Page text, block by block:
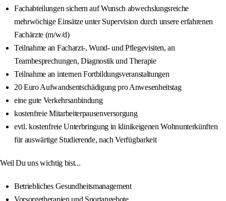
Fachabteilungen sichern auf Wunsch abwechslungsreiche
mehrwöchige Einsätze unter Supervision durch unsere erfahrenen
Fachärzte (m/w/d)
Teilnahme an Facharzt-, Wund- und Pflegevisiten, an
Teambesprechungen, Diagnostik und Therapie
Teilnahme an internen Fortbildungsveranstaltungen
20 Euro Aufwandsentschädigung pro Anwesenheitstag
eine gute Verkehrsanbindung
kostenfreie Mitarbeiterpausenversorgung
evtl. kostenfreie Unterbringung in klinikeigenen Wohnunterkünften
für auswärtige Studierende, nach Verfügbarkeit
Weil Du uns wichtig bist...
Betriebliches Gesundheitsmanagement